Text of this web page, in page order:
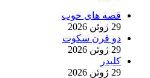
قصه های خوب
29 ژوئن 2026
دو قرن سکوت
29 ژوئن 2026
کلیدر
29 ژوئن 2026